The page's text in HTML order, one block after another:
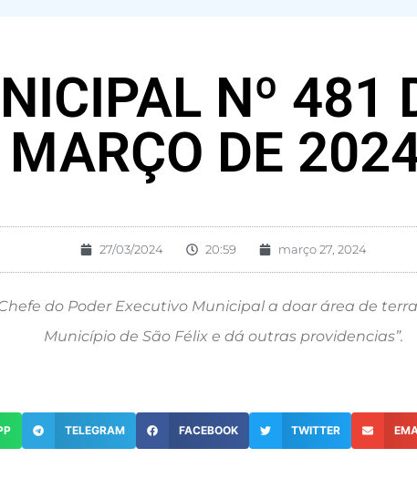
Nº 481
MARÇO DE
27/03/2024 20:59 março 27, 2024
do Poder Executivo Municipal a doar área de
Município de São Félix e dá outras providencias”.
TELEGRAM FACEBOOK TWITTER